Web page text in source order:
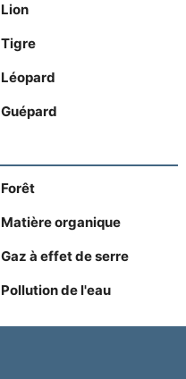
Lion
Tigre
Léopard
Guépard
Forêt
Matière organique
Gaz à effet de serre
Pollution de l'eau